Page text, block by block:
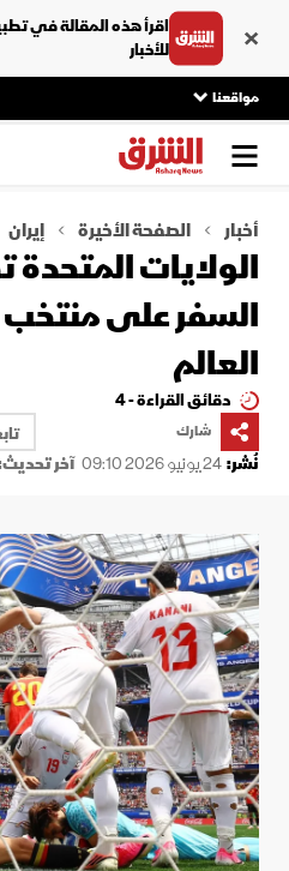
اقرأ هذه المقالة في
للأخبار
مواقعنا
أخبار الصفحة الأخيرة إيران
الولايات
السفر على
العالم
دقائق القراءة - 4
شارك
نُشر:24 يونيو 2026 09:10 آخر